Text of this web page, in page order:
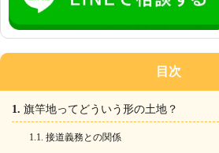
目次
旗竿地ってどういう形の土地？
接道義務との関係